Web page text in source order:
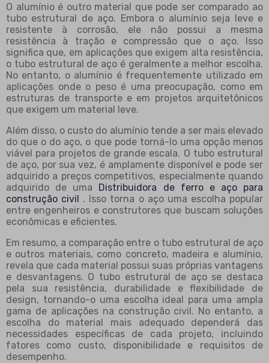
O alumínio é outro material que pode ser comparado ao
tubo estrutural de aço. Embora o alumínio seja leve e
resistente à corrosão, ele não possui a mesma
resistência à tração e compressão que o aço. Isso
significa que, em aplicações que exigem alta resistência,
o tubo estrutural de aço é geralmente a melhor escolha.
No entanto, o alumínio é frequentemente utilizado em
aplicações onde o peso é uma preocupação, como em
estruturas de transporte e em projetos arquitetônicos
que exigem um material leve.
Além disso, o custo do alumínio tende a ser mais elevado
do que o do aço, o que pode torná-lo uma opção menos
viável para projetos de grande escala. O tubo estrutural
de aço, por sua vez, é amplamente disponível e pode ser
adquirido a preços competitivos, especialmente quando
adquirido de uma Distribuidora de ferro e aço para
construção civil . Isso torna o aço uma escolha popular
entre engenheiros e construtores que buscam soluções
econômicas e eficientes.
Em resumo, a comparação entre o tubo estrutural de aço
e outros materiais, como concreto, madeira e alumínio,
revela que cada material possui suas próprias vantagens
e desvantagens. O tubo estrutural de aço se destaca
pela sua resistência, durabilidade e flexibilidade de
design, tornando-o uma escolha ideal para uma ampla
gama de aplicações na construção civil. No entanto, a
escolha do material mais adequado dependerá das
necessidades específicas de cada projeto, incluindo
fatores como custo, disponibilidade e requisitos de
desempenho.